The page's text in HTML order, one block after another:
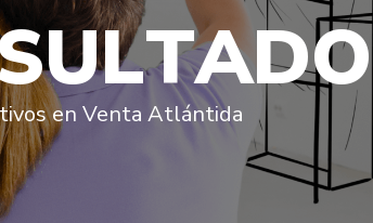
ULTADO
en Venta Atlántida